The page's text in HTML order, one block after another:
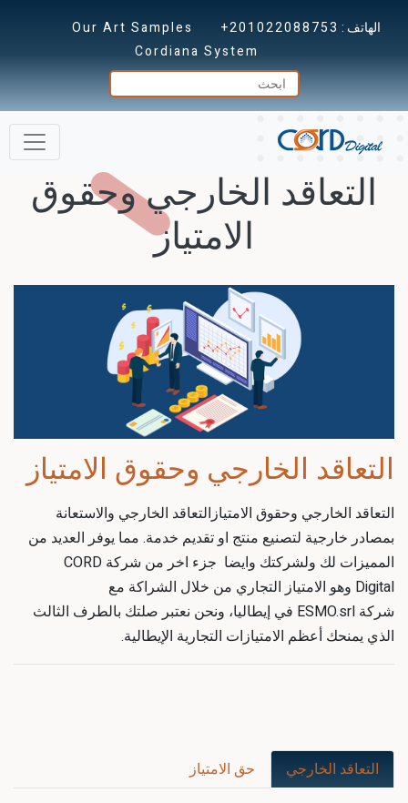
الهاتف : +201022088753
Our Art Samples
Cordiana System
التعاقد الخارجي وحقوق
الامتياز
التعاقد الخارجي وحقوق الامتياز
التعاقد الخارجي وحقوق الامتيازالتعاقد الخارجي والاستعانة
بمصادر خارجية لتصنيع منتج او تقديم خدمة. مما يوفر العديد من
المميزات لك ولشركتك وايضا جزء اخر من شركة CORD
Digital وهو الامتياز التجاري من خلال الشراكة مع
شركة ESMO.srl في إيطاليا، ونحن نعتبر صلتك بالطرف الثالث
الذي يمنحك أعظم الامتيازات التجارية الإيطالية.
التعاقد الخارجي حق الامتياز